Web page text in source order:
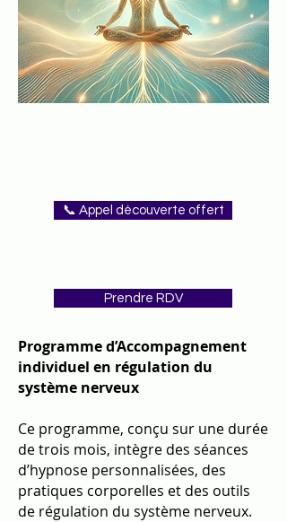
📞 Appel découverte offert
Prendre RDV
Programme d’Accompagnement
individuel en régulation du
système nerveux
Ce programme, conçu sur une durée
de trois mois, intègre des séances
d’hypnose personnalisées, des
pratiques corporelles et des outils
de régulation du système nerveux.